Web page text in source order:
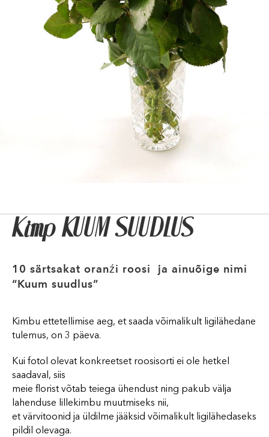
Kimp KUUM SUUDLUS
10 särtsakat oranźi roosi ja ainuõige nimi
“Kuum suudlus”
Kimbu ettetellimise aeg, et saada võimalikult ligilähedane
tulemus, on 3 päeva.
Kui fotol olevat konkreetset roosisorti ei ole hetkel
saadaval, siis
meie florist võtab teiega ühendust ning pakub välja
lahenduse lillekimbu muutmiseks nii,
et värvitoonid ja üldilme jääksid võimalikult ligilähedaseks
pildil olevaga.